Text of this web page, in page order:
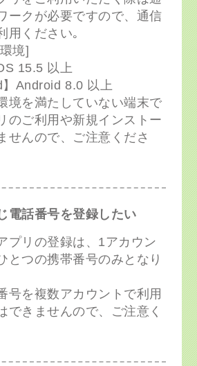
ークが必要ですので、通信
用ください｡
境]
15.5 以上
】Android 8.0 以上
境を満たしていない端末で
のご利用や新規インストー
せんので、ご注意くださ
電話番号を登録したい
プリの登録は、1アカウン
とつの携帯番号のみとなり
号を複数アカウントで利用
できませんので、ご注意く